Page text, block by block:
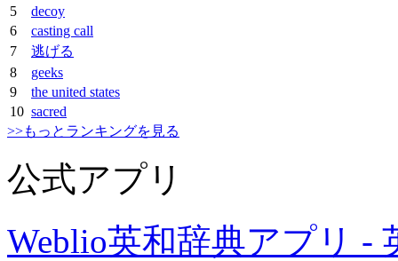
5
decoy
6
casting call
7
逃げる
8
geeks
9
the united states
10 sacred
>>もっとランキングを見る
公式アプリ
Weblio英和辞典アプリ -